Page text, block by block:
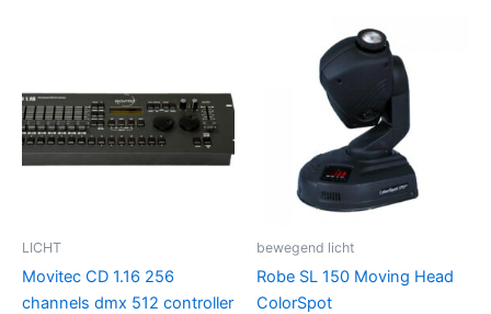
LICHT
Movitec CD 1.16 256
channels dmx 512 controller
bewegend licht
Robe SL 150 Moving Head
ColorSpot